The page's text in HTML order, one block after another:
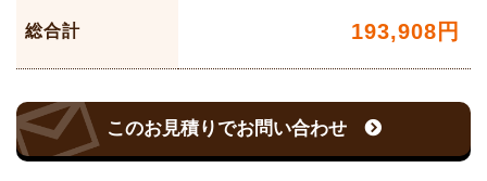
総合計 193,908 円
このお見積りでお問い合わせ